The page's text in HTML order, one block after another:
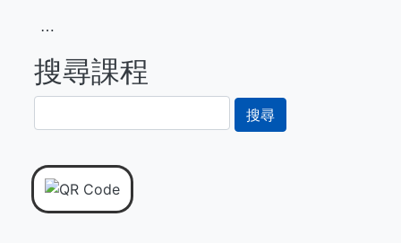
⋯
搜尋課程
尋